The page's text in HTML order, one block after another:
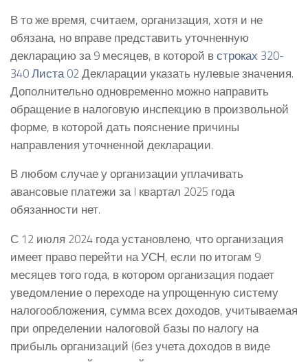
В то же время, считаем, организация, хотя и не
обязана, но вправе представить уточненную
декларацию за 9 месяцев, в которой встроках 320-
340 Листа 02Декларации указать нулевые значения.
Дополнительно одновременно можно направить
обращение в налоговую инспекцию в произвольной
форме, в которой дать пояснение причины
направления уточненной декларации.
В любом случае у организации уплачивать
авансовые платежи за I квартал 2025 года
обязанности нет.
С 12 июля 2024 года установлено, что организация
имеет право перейти на УСН, если по итогам 9
месяцев того года, в котором организация подает
уведомление о переходе на упрощенную систему
налогообложения, сумма всех доходов, учитываемая
при определении налоговой базы по налогу на
прибыль организаций (без учета доходов в виде